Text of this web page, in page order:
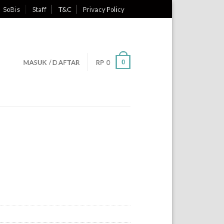
SoBis Staff T&C Privacy Policy
MASUK / DAFTAR RP 0 0